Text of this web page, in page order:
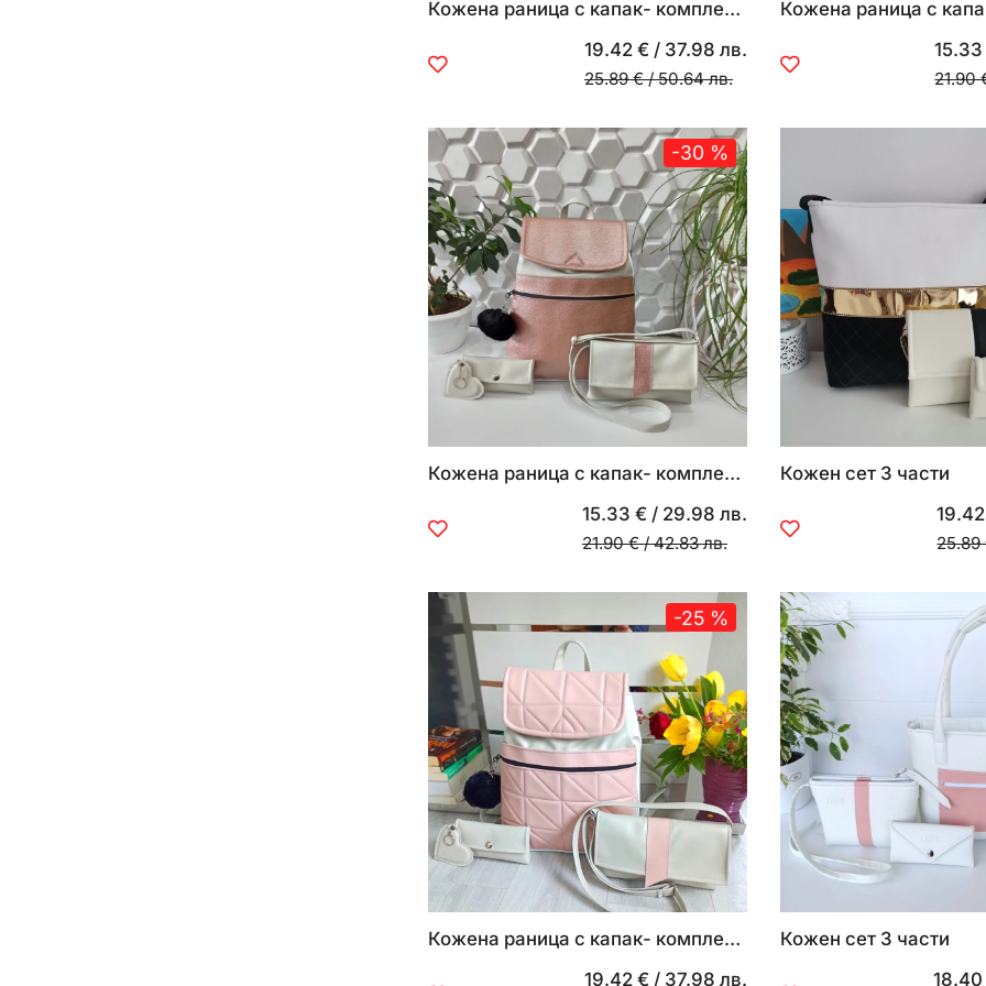
Кожена раница с капак- комплект 2 части
19.42 € / 37.98 лв.
25.89 €/50.64 лв. 21.90
-30 %
Кожена раница с капак- комплект 4 части
15.33 € / 29.98 лв.
21.90 €/42.83 лв.
Кожен сет 3 части
25.89
-25 %
Кожена раница с капак- комплект 4 части
19.42 € / 37.98 лв.
Кожен сет 3 части